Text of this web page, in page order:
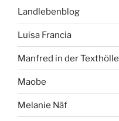
Landlebenblog
Luisa Francia
Manfred in der Texthölle
Maobe
Melanie Näf